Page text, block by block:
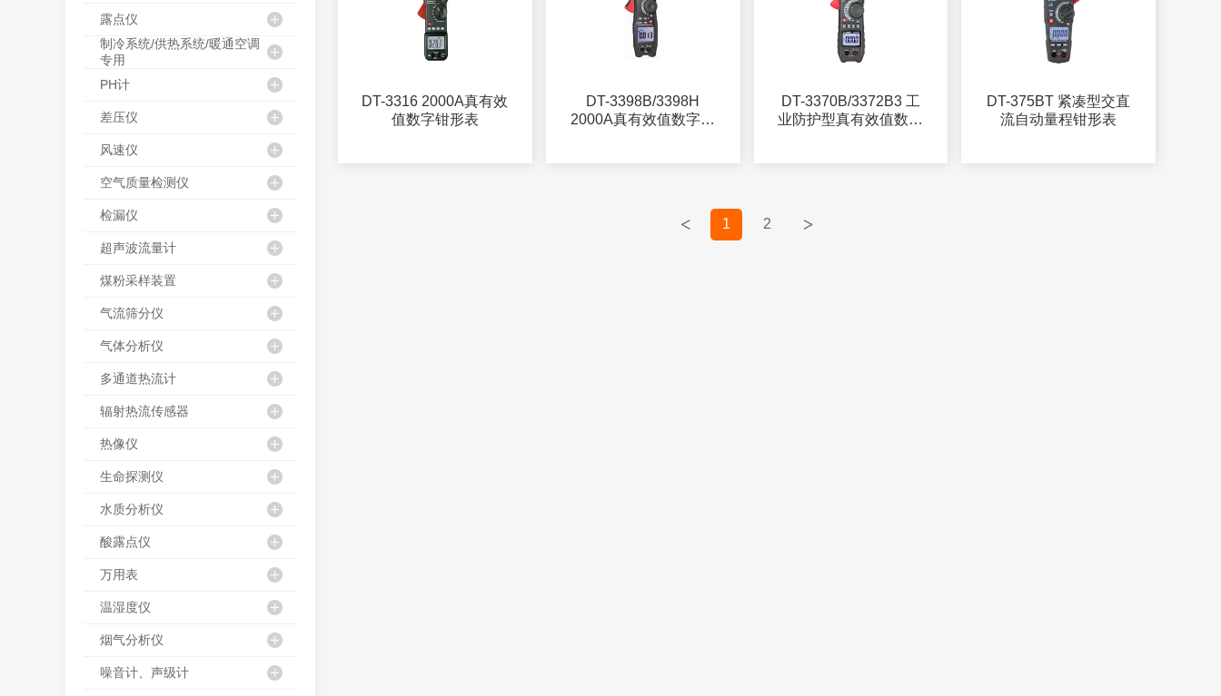
露点仪
制冷系统/供热系统/暖通空调
专用
PH计
差压仪
风速仪
空气质量检测仪
检漏仪
超声波流量计
煤粉采样装置
气流筛分仪
气体分析仪
多通道热流计
辐射热流传感器
热像仪
生命探测仪
水质分析仪
酸露点仪
万用表
温湿度仪
烟气分析仪
噪音计、声级计
DT-3316 2000A真有效
值数字钳形表
DT-3398B/3398H
2000A真有效值数字钳
DT-3370B/3372B3 工
业防护型真有效值数字
DT-375BT 紧凑型交直
流自动量程钳形表
< 1 2 >